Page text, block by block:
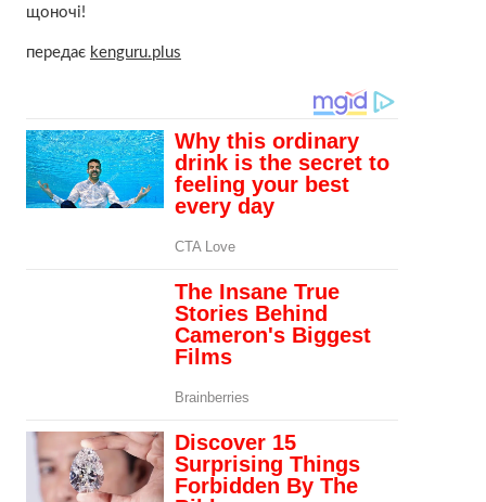
щоночі!
передає kenguru.plus